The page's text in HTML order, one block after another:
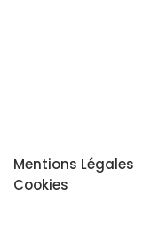
Mentions Légales
Cookies